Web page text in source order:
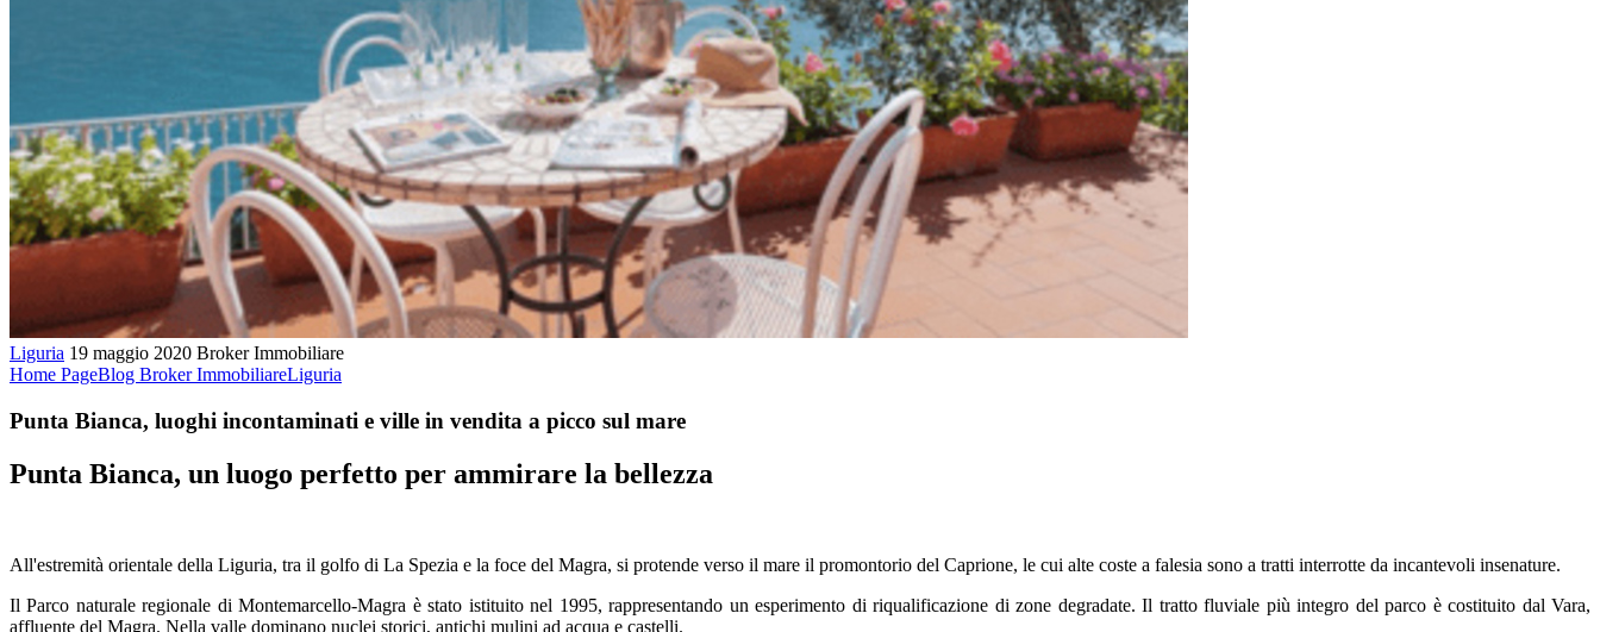
Liguria 19 maggio 2020 Broker Immobiliare
Home PageBlog Broker ImmobiliareLiguria
Punta Bianca, luoghi incontaminati e ville in vendita a picco sul mare
Punta Bianca, un luogo perfetto per ammirare la bellezza
All'estremità orientale della Liguria, tra il golfo di La Spezia e la foce del Magra, si protende verso il mare il promontorio del Caprione, le cui alte coste a falesia sono a tratti interrotte da incantevoli insenature.
Il Parco naturale regionale di Montemarcello-Magra è stato istituito nel 1995, rappresentando un esperimento di riqualificazione di zone degradate. Il tratto fluviale più integro del parco è costituito dal Vara,
affluente del Magra. Nella valle dominano nuclei storici, antichi mulini ad acqua e castelli.